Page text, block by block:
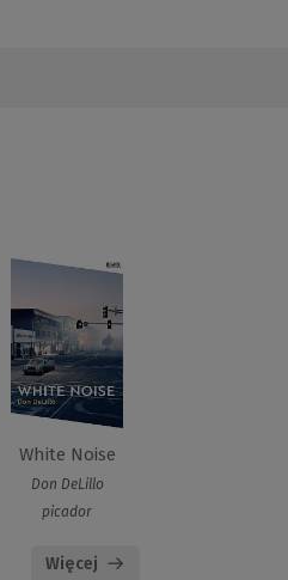
White Noise
Don DeLillo
picador
Więcej